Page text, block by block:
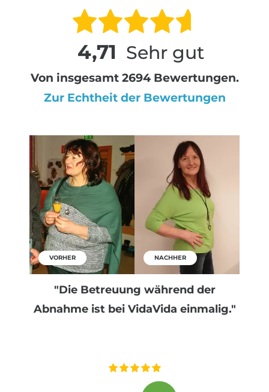
4,71 Sehr gut
Von insgesamt 2694 Bewertungen.
Zur Echtheit der Bewertungen
VORHER NACHHER
"Die Betreuung während der
Abnahme ist bei VidaVida einmalig."